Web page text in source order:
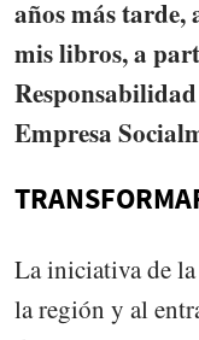
años más tarde,
mis libros, a
Empresa
La iniciativa de
la región y al